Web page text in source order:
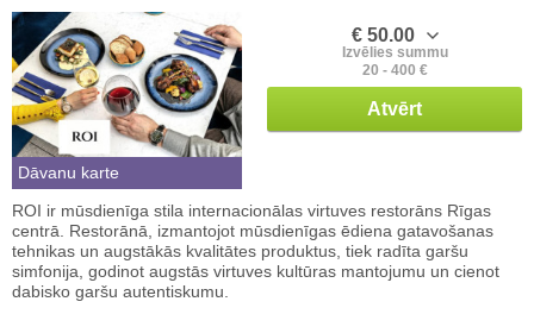
Dāvanu karte
€ 50.00
Izvēlies summu
20 - 400 €
Atvērt
ROI ir mūsdienīga stila internacionālas virtuves restorāns Rīgas
centrā. Restorānā, izmantojot mūsdienīgas ēdiena gatavošanas
tehnikas un augstākās kvalitātes produktus, tiek radīta garšu
simfonija, godinot augstās virtuves kultūras mantojumu un cienot
dabisko garšu autentiskumu.